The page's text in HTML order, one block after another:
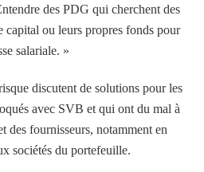
des PDG qui cherchent des
capital ou leurs propres fonds pour
salariale. »
discutent de solutions pour les
avec SVB et qui ont du mal à
des fournisseurs, notamment en
sociétés du portefeuille.